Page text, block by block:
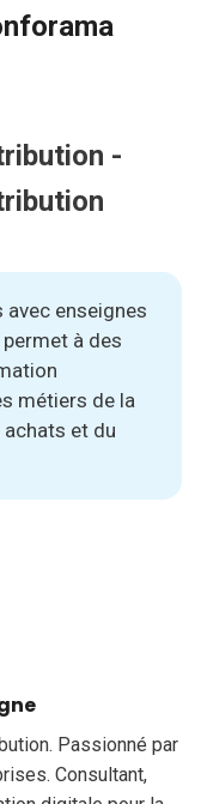
-
enseignes
à des
métiers de la
et du
Passionné par
Consultant,